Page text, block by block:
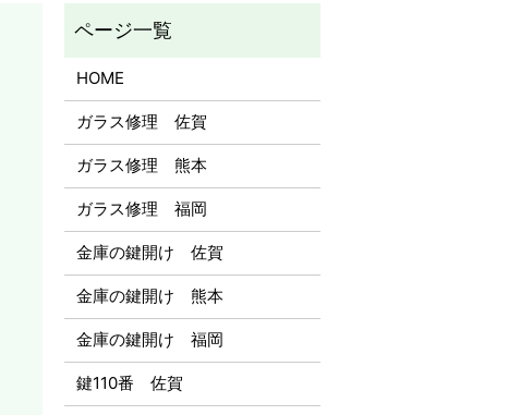
HOME
ガラス修理 佐賀
ガラス修理 熊本
ガラス修理 福岡
金庫の鍵開け 佐賀
金庫の鍵開け 熊本
金庫の鍵開け 福岡
鍵110番 佐賀